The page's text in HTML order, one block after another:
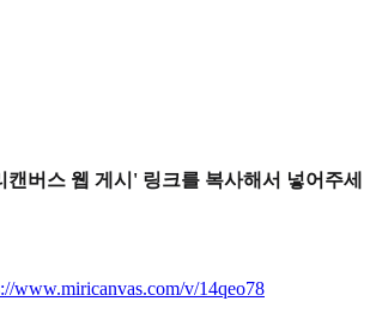
버스 웹 게시' 링크를 복사해서 넣어주세
www.miricanvas.com/v/14qeo78